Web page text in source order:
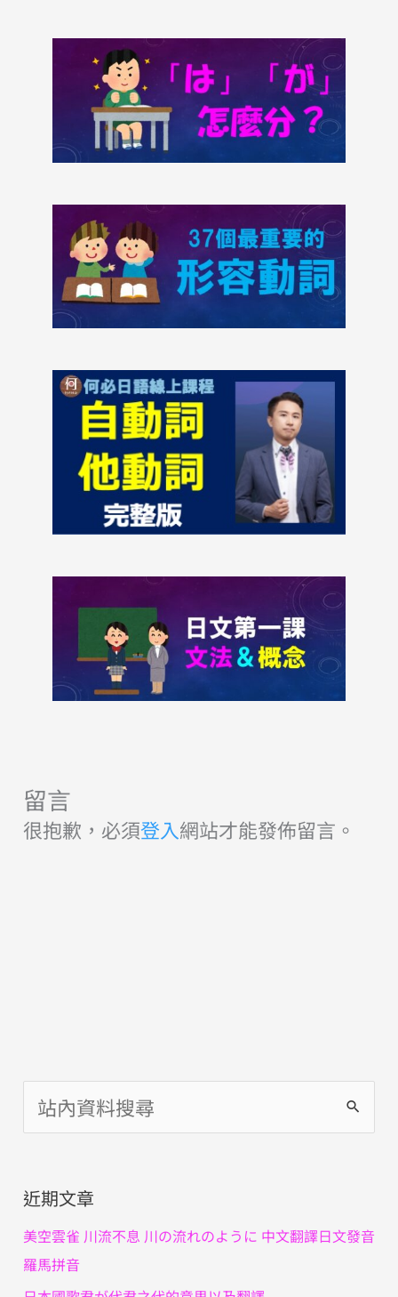
留言
很抱歉，必須登入網站才能發佈留言。
尋
鍵
字
:
近期文章
美空雲雀 川流不息 川の流れのように 中文翻譯日文發音
羅馬拼音